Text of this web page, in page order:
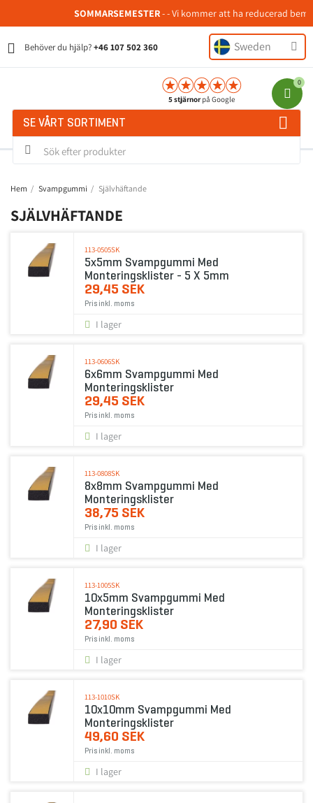
SOMMARSEMESTER- - Vi kommer att ha reducerad
Behöver du hjälp?+46 107 502 360 Sweden
5 stjärnorpå Google
SE VÅRT SORTIMENT
Hem Svampgummi Självhäftande
SJÄLVHÄFTANDE
113-0505SK
5x5mm Svampgummi Med
Monteringsklister - 5 X 5mm
29,45 SEK
Pris inkl. moms
I lager
113-0606SK
6x6mm Svampgummi Med
Monteringsklister
29,45 SEK
Pris inkl. moms
I lager
113-0808SK
8x8mm Svampgummi Med
Monteringsklister
38,75 SEK
Pris inkl. moms
I lager
113-1005SK
10x5mm Svampgummi Med
Monteringsklister
27,90 SEK
Pris inkl. moms
I lager
113-1010SK
10x10mm Svampgummi Med
Monteringsklister
49,60 SEK
Pris inkl. moms
I lager